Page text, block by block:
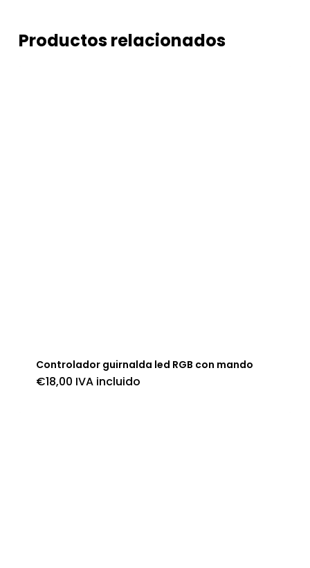
Productos relacionados
Controlador guirnalda led RGB con mando
€18,00 IVA incluido